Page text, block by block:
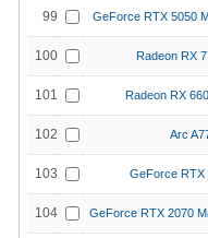
99 GeForce RTX 5050
100 Radeon RX
101 Radeon RX
102 Arc
103 GeForce RTX
104 GeForce RTX 2070